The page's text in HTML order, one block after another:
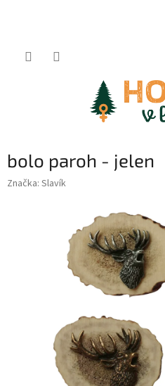
bolo paroh - jelen
Značka: Slavík